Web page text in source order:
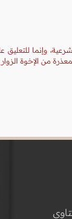
وإنما
من الإخوة